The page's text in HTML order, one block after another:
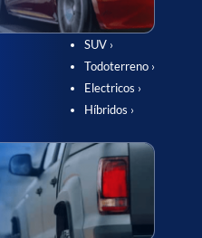
SUV ›
Todoterreno ›
Electricos ›
Híbridos ›